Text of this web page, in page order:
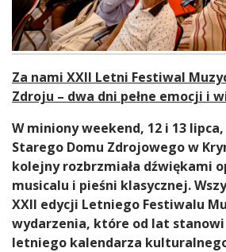
Treść
Za nami XXII Letni Festiwal
Zdroju – dwa dni pełne emocji i
W miniony weekend, 12 i 13
Starego Domu Zdrojowego w
kolejny rozbrzmiała dźwiękami
musicalu i pieśni klasycznej.
XXII edycji Letniego Festiwalu
wydarzenia, które od lat stanowi
letniego kalendarza